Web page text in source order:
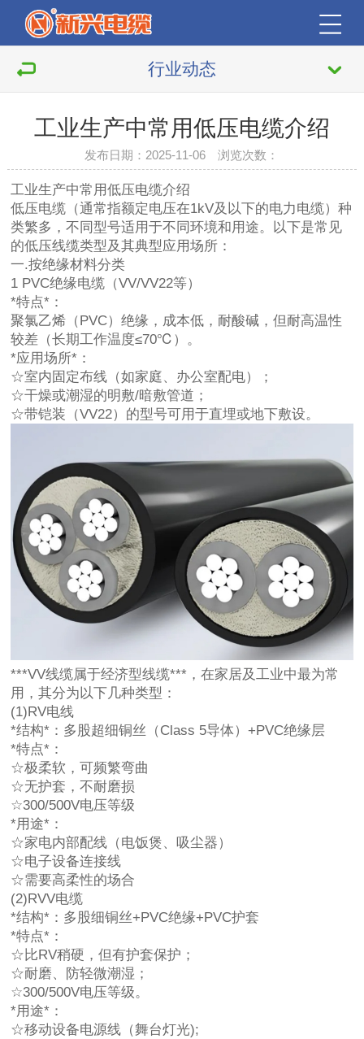
行业动态
工业生产中常用低压电缆介绍
发布日期：2025-11-06 浏览次数：
工业生产中常用低压电缆介绍
低压电缆（通常指额定电压在1kV及以下的电力电缆）种
类繁多，不同型号适用于不同环境和用途。以下是常见
的低压线缆类型及其典型应用场所：
一.按绝缘材料分类
1 PVC绝缘电缆（VV/VV22等）
*特点*：
聚氯乙烯（PVC）绝缘，成本低，耐酸碱，但耐高温性
较差（长期工作温度≤70℃）。
*应用场所*：
☆室内固定布线（如家庭、办公室配电）；
☆干燥或潮湿的明敷/暗敷管道；
☆带铠装（VV22）的型号可用于直埋或地下敷设。
***VV线缆属于经济型线缆***，在家居及工业中最为常
用，其分为以下几种类型：
(1)RV电线
*结构*：多股超细铜丝（Class 5导体）+PVC绝缘层
*特点*：
☆极柔软，可频繁弯曲
☆无护套，不耐磨损
☆300/500V电压等级
*用途*：
☆家电内部配线（电饭煲、吸尘器）
☆电子设备连接线
☆需要高柔性的场合
(2)RVV电缆
*结构*：多股细铜丝+PVC绝缘+PVC护套
*特点*：
☆比RV稍硬，但有护套保护；
☆耐磨、防轻微潮湿；
☆300/500V电压等级。
*用途*：
☆移动设备电源线（舞台灯光);